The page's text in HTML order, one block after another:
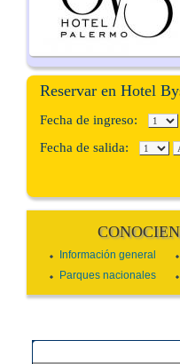
Reservar en Hotel
Fecha de ingreso:
Fecha de salida:
Información general
Parques nacionales